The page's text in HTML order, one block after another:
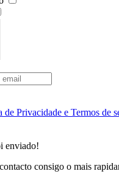
de Privacidade e Termos de
enviado!
consigo o mais